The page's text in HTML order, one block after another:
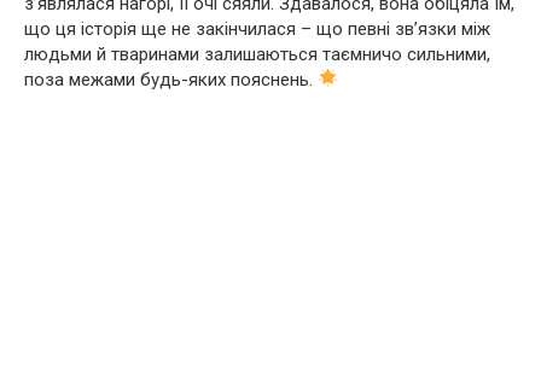
що ця історія ще не закінчилася – що певні зв’язки між
людьми й тваринами залишаються таємничо сильними,
поза межами будь-яких пояснень.